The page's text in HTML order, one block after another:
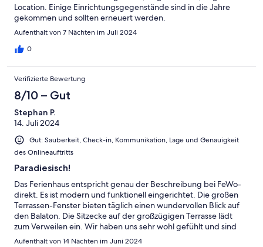
Location. Einige Einrichtungsgegenstände sind in die Jahre
gekommen und sollten erneuert werden.
Aufenthalt von 7 Nächten im Juli 2024
0
Verifizierte Bewertung
8/10 – Gut
Stephan P.
14. Juli 2024
Gut: Sauberkeit, Check-in, Kommunikation, Lage und Genauigkeit
des Onlineauftritts
Paradiesisch!
Das Ferienhaus entspricht genau der Beschreibung bei FeWo-
direkt. Es ist modern und funktionell eingerichtet. Die großen
Terrassen-Fenster bieten täglich einen wundervollen Blick auf
den Balaton. Die Sitzecke auf der großzügigen Terrasse lädt
zum Verweilen ein. Wir haben uns sehr wohl gefühlt und sind
sehr erholt nach Hause gefahren. Ein idyllischer Ort zum
Aufenthalt von 14 Nächten im Juni 2024